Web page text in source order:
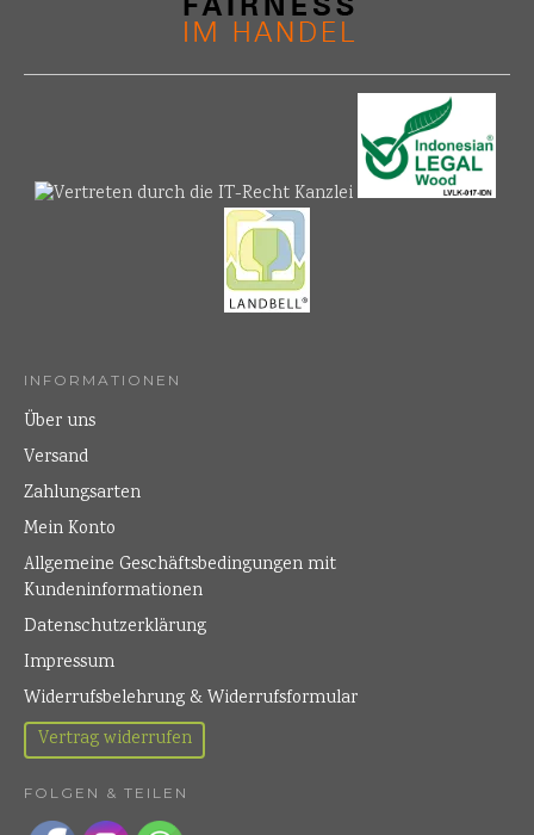
INFORMATIONEN
Über uns
Versand
Zahlungsarten
Mein Konto
Allgemeine Geschäftsbedingungen mit
Kundeninformationen
Datenschutzerklärung
Impressum
Widerrufsbelehrung & Widerrufsformular
Vertrag widerrufen
FOLGEN & TEILEN